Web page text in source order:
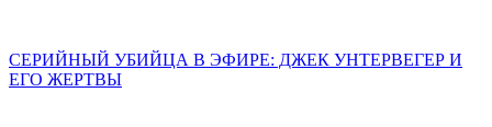
СЕРИЙНЫЙ УБИЙЦА В ЭФИРЕ: ДЖЕК УНТЕРВЕГЕР И
ЕГО ЖЕРТВЫ